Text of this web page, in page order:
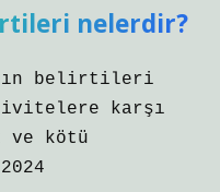
nelerdir?
belirtileri
karşı
ve kötü